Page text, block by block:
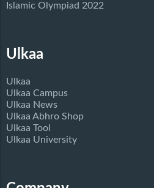
Islamic Olympiad 2022
Ulkaa
Ulkaa
Ulkaa Campus
Ulkaa News
Ulkaa Abhro Shop
Ulkaa Tool
Ulkaa University